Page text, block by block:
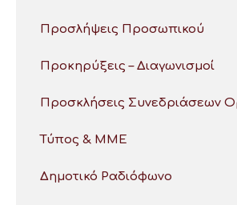
Προσλήψεις Προσωπικού
Προκηρύξεις – Διαγωνισμοί
Προσκλήσεις Συνεδριάσεων
Τύπος & ΜΜΕ
Δημοτικό Ραδιόφωνο